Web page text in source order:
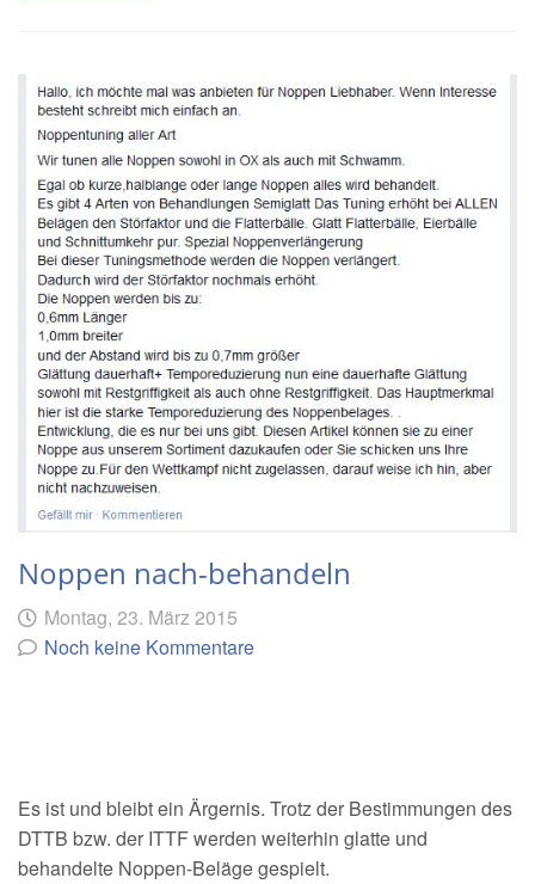
Noppen nach-behandeln
Geschrieben
von
am Montag, 23. März 2015
Noch keine Kommentare
Es ist und bleibt ein Ärgernis. Trotz der Bestimmungen des
DTTB bzw. der ITTF werden weiterhin glatte und
behandelte Noppen-Beläge gespielt.